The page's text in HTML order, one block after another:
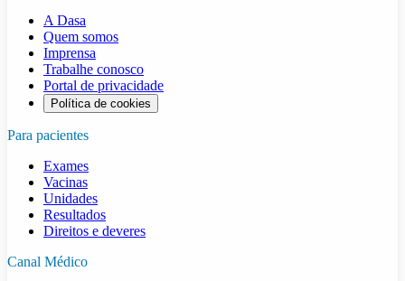
A Dasa
Quem somos
Imprensa
Trabalhe conosco
Portal de privacidade
Política de cookies
Para pacientes
Exames
Vacinas
Unidades
Resultados
Direitos e deveres
Canal Médico